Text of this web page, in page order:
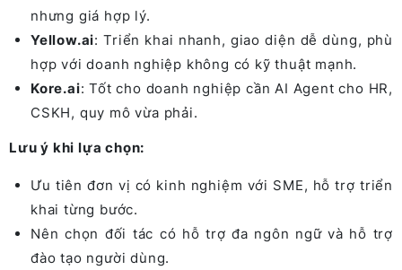
nhưng giá hợp lý.
Yellow.ai: Triển khai nhanh, giao diện dễ dùng, phù
hợp với doanh nghiệp không có kỹ thuật mạnh.
Kore.ai: Tốt cho doanh nghiệp cần AI Agent cho HR,
CSKH, quy mô vừa phải.
Lưu ý khi lựa chọn:
Ưu tiên đơn vị có kinh nghiệm với SME, hỗ trợ triển
khai từng bước.
Nên chọn đối tác có hỗ trợ đa ngôn ngữ và hỗ trợ
đào tạo người dùng.